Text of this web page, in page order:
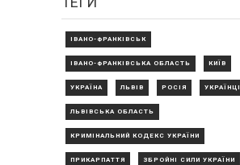
ІВАНО-ФРАНКІВСЬК
ІВАНО-ФРАНКІВСЬКА ОБЛАСТЬ КИЇВ
УКРАЇНА ЛЬВІВ РОСІЯ УКРАЇНЦІ
ЛЬВІВСЬКА ОБЛАСТЬ
КРИМІНАЛЬНИЙ КОДЕКС УКРАЇНИ
ПРИКАРПАТТЯ ЗБРОЙНІ СИЛИ УКРАЇНИ